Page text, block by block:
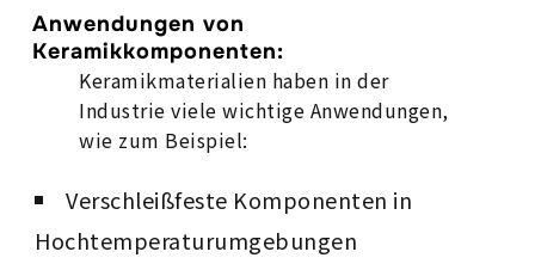
Anwendungen von
Keramikkomponenten:
Keramikmaterialien haben in der
Industrie viele wichtige Anwendungen,
wie zum Beispiel:
Verschleißfeste Komponenten in
Hochtemperaturumgebungen